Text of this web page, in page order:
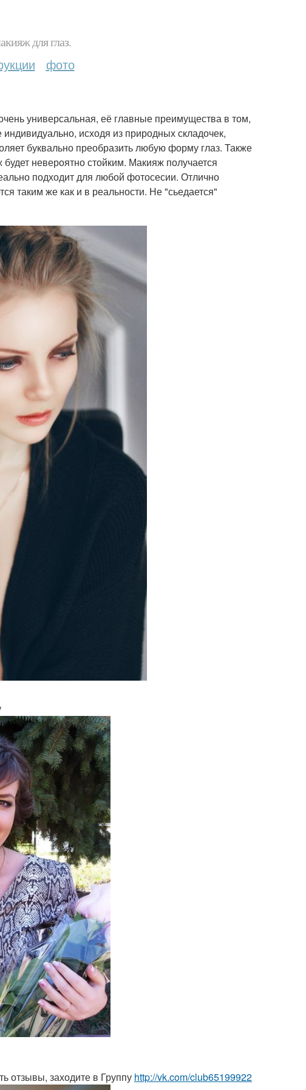
для глаз.
фото
универсальная, её главные преимущества в том,
исходя из природных складочек,
буквально преобразить любую форму глаз. Также
невероятно стойким. Макияж получается
подходит для любой фотосесии. Отлично
таким же как и в реальности. Не "сьедается"
отзывы, заходите в Группу http://vk.com/club65199922